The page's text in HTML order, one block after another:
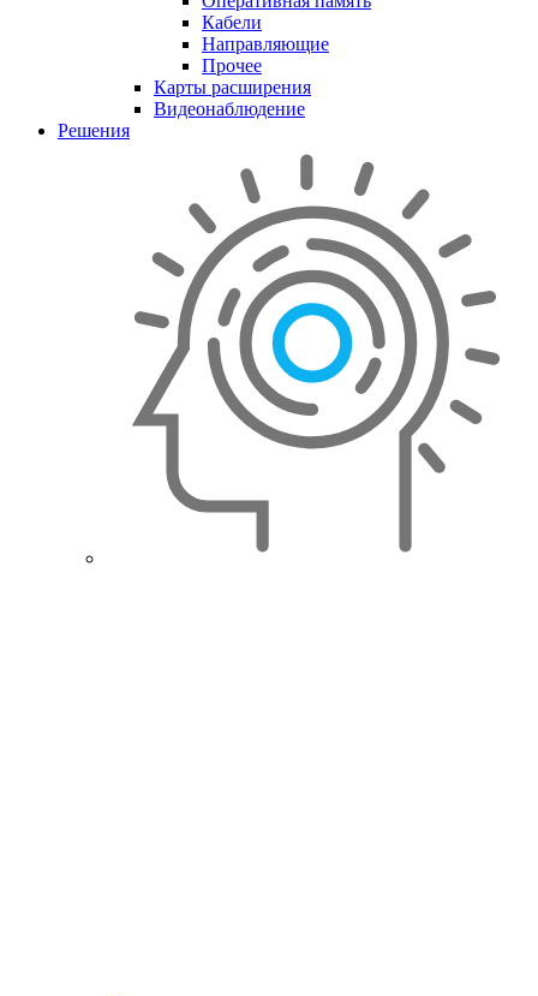
Кабели
Направляющие
Прочее
Карты расширения
Видеонаблюдение
Решения